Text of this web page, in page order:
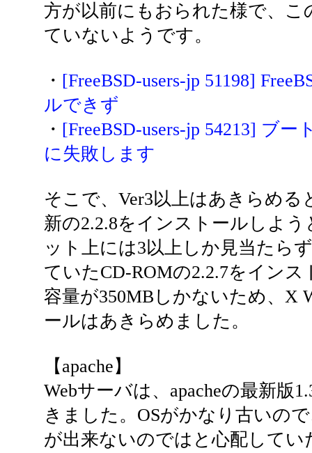
方が以前にもおられた様で、こ
ていないようです。
・ [FreeBSD-users-jp 51198]
ルできず
・ [FreeBSD-users-jp 54213] ブ
に失敗します
そこで、Ver3以上はあきらめる
新の2.2.8をインストールしよ
ット上には3以上しか見当たら
ていたCD-ROMの2.2.7をイン
容量が350MBしかないため、X
ールはあきらめました。
【apache】
Webサーバは、apacheの最新版
きました。OSがかなり古いの
が出来ないのではと心配して